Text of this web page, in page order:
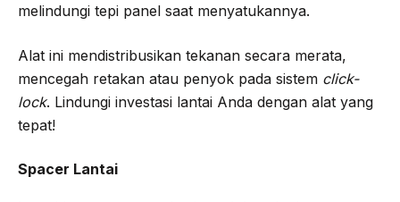
melindungi tepi panel saat menyatukannya.
Alat ini mendistribusikan tekanan secara merata,
mencegah retakan atau penyok pada sistem click-
lock. Lindungi investasi lantai Anda dengan alat yang
tepat!
Spacer Lantai